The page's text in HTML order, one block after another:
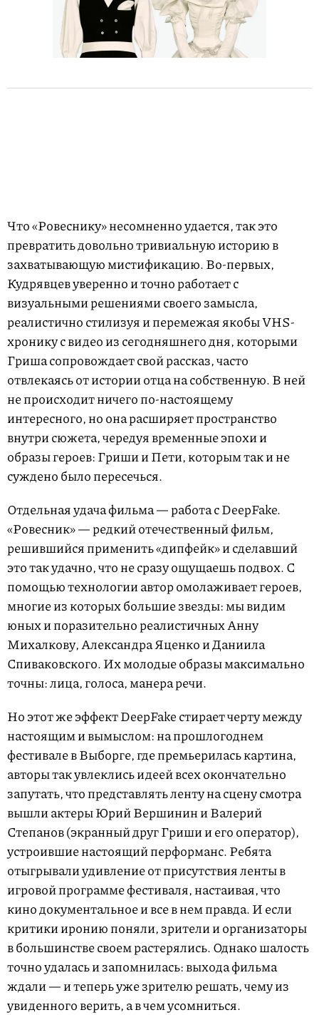
Что «Ровеснику» несомненно удается, так это
превратить довольно тривиальную историю в
захватывающую мистификацию. Во-первых,
Кудрявцев уверенно и точно работает с
визуальными решениями своего замысла,
реалистично стилизуя и перемежая якобы VHS-
хронику с видео из сегодняшнего дня, которыми
Гриша сопровождает свой рассказ, часто
отвлекаясь от истории отца на собственную. В ней
не происходит ничего по-настоящему
интересного, но она расширяет пространство
внутри сюжета, чередуя временные эпохи и
образы героев: Гриши и Пети, которым так и не
суждено было пересечься.
Отдельная удача фильма — работа с DeepFake.
«Ровесник» — редкий отечественный фильм,
решившийся применить «дипфейк» и сделавший
это так удачно, что не сразу ощущаешь подвох. С
помощью технологии автор омолаживает героев,
многие из которых большие звезды: мы видим
юных и поразительно реалистичных Анну
Михалкову, Александра Яценко и Даниила
Спиваковского. Их молодые образы максимально
точны: лица, голоса, манера речи.
Но этот же эффект DeepFake стирает черту между
настоящим и вымыслом: на прошлогоднем
фестивале в Выборге, где премьерилась картина,
авторы так увлеклись идеей всех окончательно
запутать, что представлять ленту на сцену смотра
вышли актеры Юрий Вершинин и Валерий
Степанов (экранный друг Гриши и его оператор),
устроившие настоящий перформанс. Ребята
отыгрывали удивление от присутствия ленты в
игровой программе фестиваля, настаивая, что
кино документальное и все в нем правда. И если
критики иронию поняли, зрители и организаторы
в большинстве своем растерялись. Однако шалость
точно удалась и запомнилась: выхода фильма
ждали — и теперь уже зрителю решать, чему из
увиденного верить, а в чем усомниться.